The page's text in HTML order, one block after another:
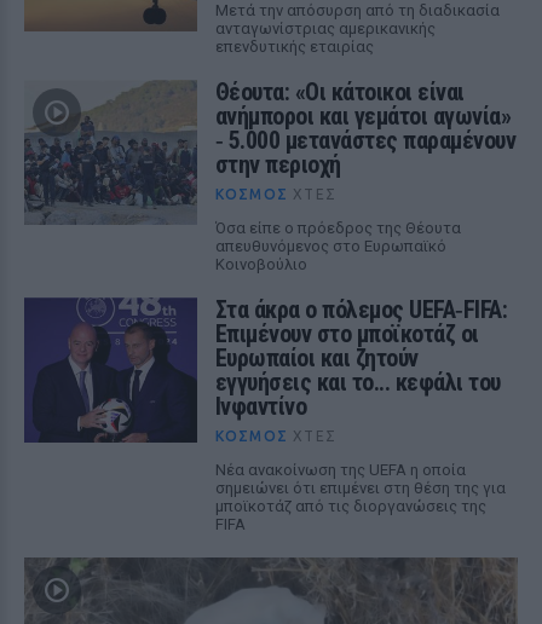
Μετά την απόσυρση από τη διαδικασία
ανταγωνίστριας αμερικανικής
επενδυτικής εταιρίας
Θέουτα: «Οι κάτοικοι είναι
ανήμποροι και γεμάτοι αγωνία»
‑ 5.000 μετανάστες παραμένουν
στην περιοχή
ΚΌΣΜΟΣ ΧΤΕΣ
Όσα είπε ο πρόεδρος της Θέουτα
απευθυνόμενος στο Ευρωπαϊκό
Κοινοβούλιο
Στα άκρα ο πόλεμος UEFA‑FIFA:
Επιμένουν στο μποϊκοτάζ οι
Ευρωπαίοι και ζητούν
εγγυήσεις και το... κεφάλι του
Ινφαντίνο
ΚΌΣΜΟΣ ΧΤΕΣ
Νέα ανακοίνωση της UEFA η οποία
σημειώνει ότι επιμένει στη θέση της για
μποϊκοτάζ από τις διοργανώσεις της
FIFA